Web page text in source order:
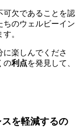
可欠であることを認
ちのウェルビーイン
。
楽しんでくださ
の利点を発見して、
を軽減するの